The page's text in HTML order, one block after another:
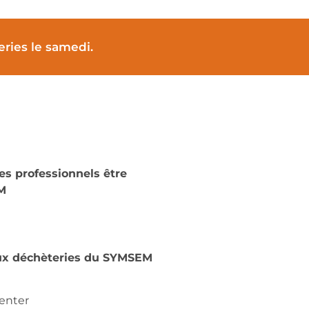
le samedi.
professionnels être
déchèteries du SYMSEM